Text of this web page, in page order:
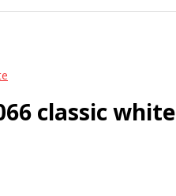
classic white